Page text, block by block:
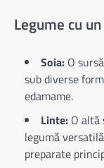
Legume cu
Soia: O
sub diverse
edamame.
Linte: O altă
legumă
preparate